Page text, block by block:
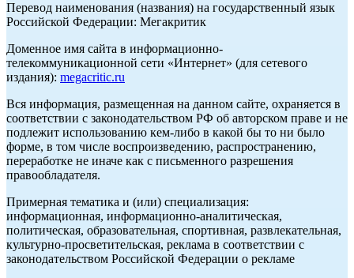
Перевод наименования (названия) на государственный язык
Российской Федерации: Мегакритик
Доменное имя сайта в информационно-
телекоммуникационной сети «Интернет» (для сетевого
издания): megacritic.ru
Вся информация, размещенная на данном сайте, охраняется в
соответствии с законодательством РФ об авторском праве и не
подлежит использованию кем-либо в какой бы то ни было
форме, в том числе воспроизведению, распространению,
переработке не иначе как с письменного разрешения
правообладателя.
Примерная тематика и (или) специализация:
информационная, информационно-аналитическая,
политическая, образовательная, спортивная, развлекательная,
культурно-просветительская, реклама в соответствии с
законодательством Российской Федерации о рекламе